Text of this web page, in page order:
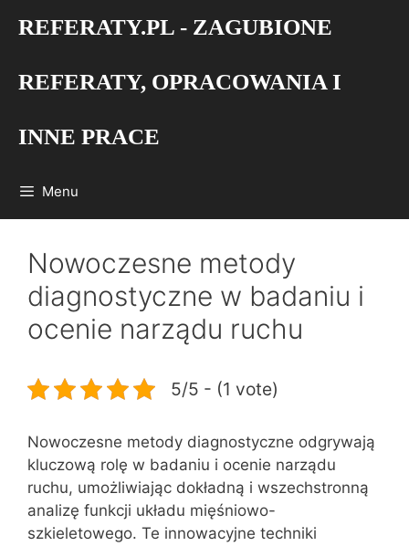
REFERATY.PL - ZAGUBIONE
REFERATY, OPRACOWANIA I
INNE PRACE
Menu
Nowoczesne metody
diagnostyczne w badaniu i
ocenie narządu ruchu
5/5 - (1 vote)
Nowoczesne metody diagnostyczne odgrywają
kluczową rolę w badaniu i ocenie narządu
ruchu, umożliwiając dokładną i wszechstronną
analizę funkcji układu mięśniowo-
szkieletowego. Te innowacyjne techniki